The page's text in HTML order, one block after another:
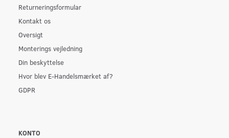
Returneringsformular
Kontakt os
Oversigt
Monterings vejledning
Din beskyttelse
Hvor blev E-Handelsmærket af?
GDPR
KONTO